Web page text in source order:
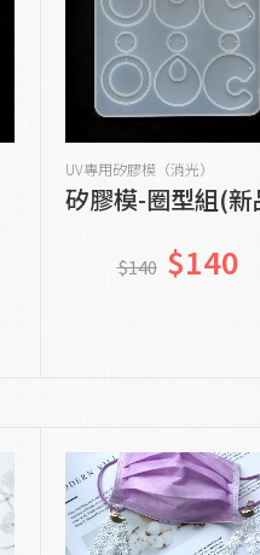
加入購物車
UV專用矽膠模（消光）
矽膠模-圈型組(新
$140 $140